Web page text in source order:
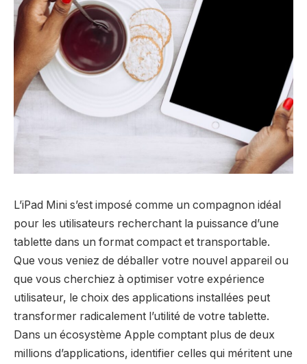
L’iPad Mini s’est imposé comme un compagnon idéal
pour les utilisateurs recherchant la puissance d’une
tablette dans un format compact et transportable.
Que vous veniez de déballer votre nouvel appareil ou
que vous cherchiez à optimiser votre expérience
utilisateur, le choix des applications installées peut
transformer radicalement l’utilité de votre tablette.
Dans un écosystème Apple comptant plus de deux
millions d’applications, identifier celles qui méritent une